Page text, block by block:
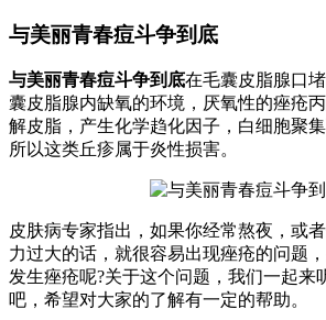
与美丽青春痘斗争到底
与美丽青春痘斗争到底在毛囊皮脂腺口
囊皮脂腺内缺氧的环境，厌氧性的痤疮
解皮脂，产生化学趋化因子，白细胞聚
所以这类丘疹属于炎性损害。
皮肤病专家指出，如果你经常熬夜，或
力过大的话，就很容易出现痤疮的问题
发生痤疮呢?关于这个问题，我们一起来
吧，希望对大家的了解有一定的帮助。